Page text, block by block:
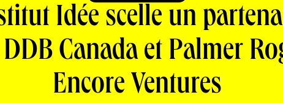
Idée scelle un
DDB Canada et Palmer
Encore Ventures